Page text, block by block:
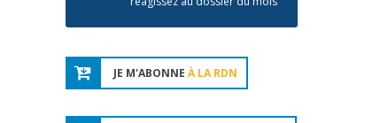
JE M'ABONNE À LA RDN